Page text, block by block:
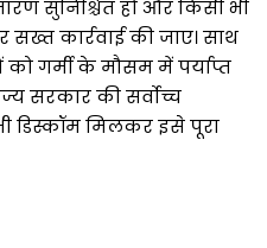
सुनिश्चित हो और किसी भी
सख्त कार्रवाई की जाए। साथ
को गर्मी के मौसम में पर्याप्त
सरकार की सर्वोच्च
डिस्कॉम मिलकर इसे पूरा